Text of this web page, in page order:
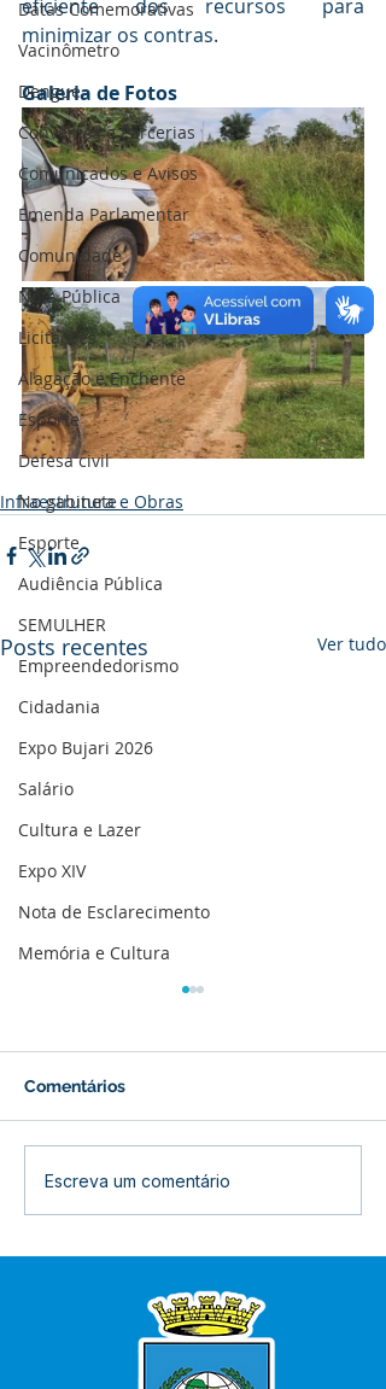
Datas Comemorativas
Vacinômetro
Dengue
Convênios e Parcerias
Comunicados e Avisos
Emenda Parlamentar
Comunidade
Nota Pública
Licitações
Alagação e Enchente
Esporte
Defesa civil
No gabinete
Esporte
Audiência Pública
SEMULHER
Empreendedorismo
Cidadania
Expo Bujari 2026
Salário
Cultura e Lazer
Expo XIV
Nota de Esclarecimento
Memória e Cultura
eficiente dos recursos para
minimizar os contras.
Galeria de Fotos
Infraestrutura e Obras
Posts recentes Ver tudo
Prefeitura inicia
revitalização da Praça
Pereira
Comentários
Escreva um comentário